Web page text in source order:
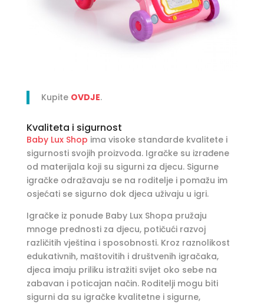
Kupite OVDJE.
Kvaliteta i sigurnost
Baby Lux Shop ima visoke standarde kvalitete i
sigurnosti svojih proizvoda. Igračke su izrađene
od materijala koji su sigurni za djecu. Sigurne
igračke odražavaju se na roditelje i pomažu im
osjećati se sigurno dok djeca uživaju u igri.
Igračke iz ponude Baby Lux Shopa pružaju
mnoge prednosti za djecu, potičući razvoj
različitih vještina i sposobnosti. Kroz raznolikost
edukativnih, maštovitih i društvenih igračaka,
djeca imaju priliku istražiti svijet oko sebe na
zabavan i poticajan način. Roditelji mogu biti
sigurni da su igračke kvalitetne i sigurne,